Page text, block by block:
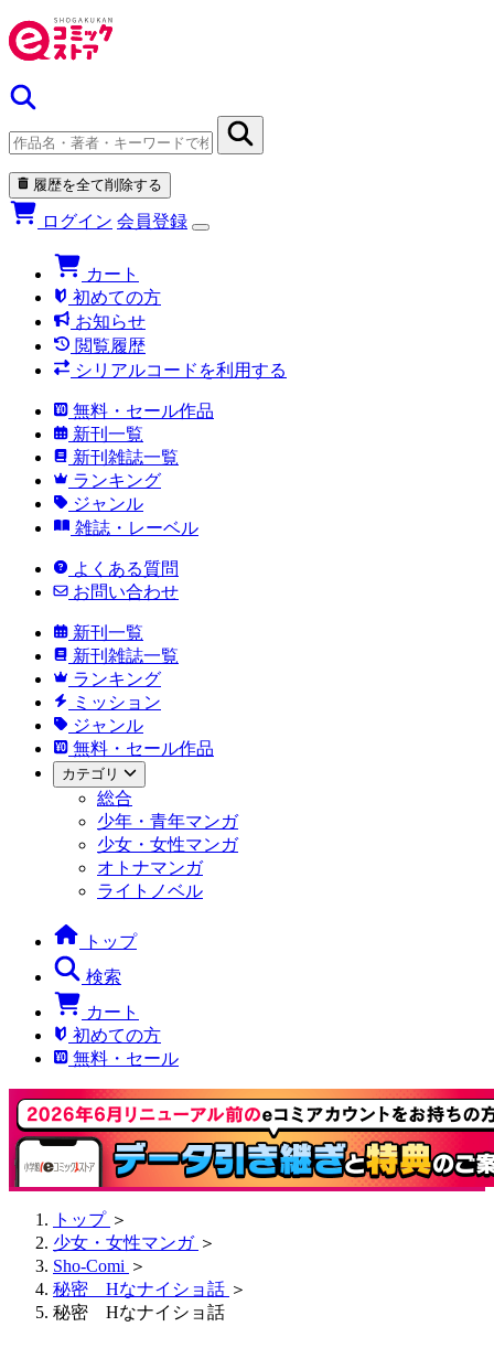
履歴を全て削除する
ログイン 会員登録
カート
初めての方
お知らせ
閲覧履歴
シリアルコードを利用する
無料・セール作品
新刊一覧
新刊雑誌一覧
ランキング
ジャンル
雑誌・レーベル
よくある質問
お問い合わせ
新刊一覧
新刊雑誌一覧
ランキング
ミッション
ジャンル
無料・セール作品
カテゴリ
総合
少年・青年マンガ
少女・女性マンガ
オトナマンガ
ライトノベル
トップ
検索
カート
初めての方
無料・セール
トップ ＞
少女・女性マンガ ＞
Sho-Comi ＞
秘密 Hなナイショ話 ＞
秘密 Hなナイショ話